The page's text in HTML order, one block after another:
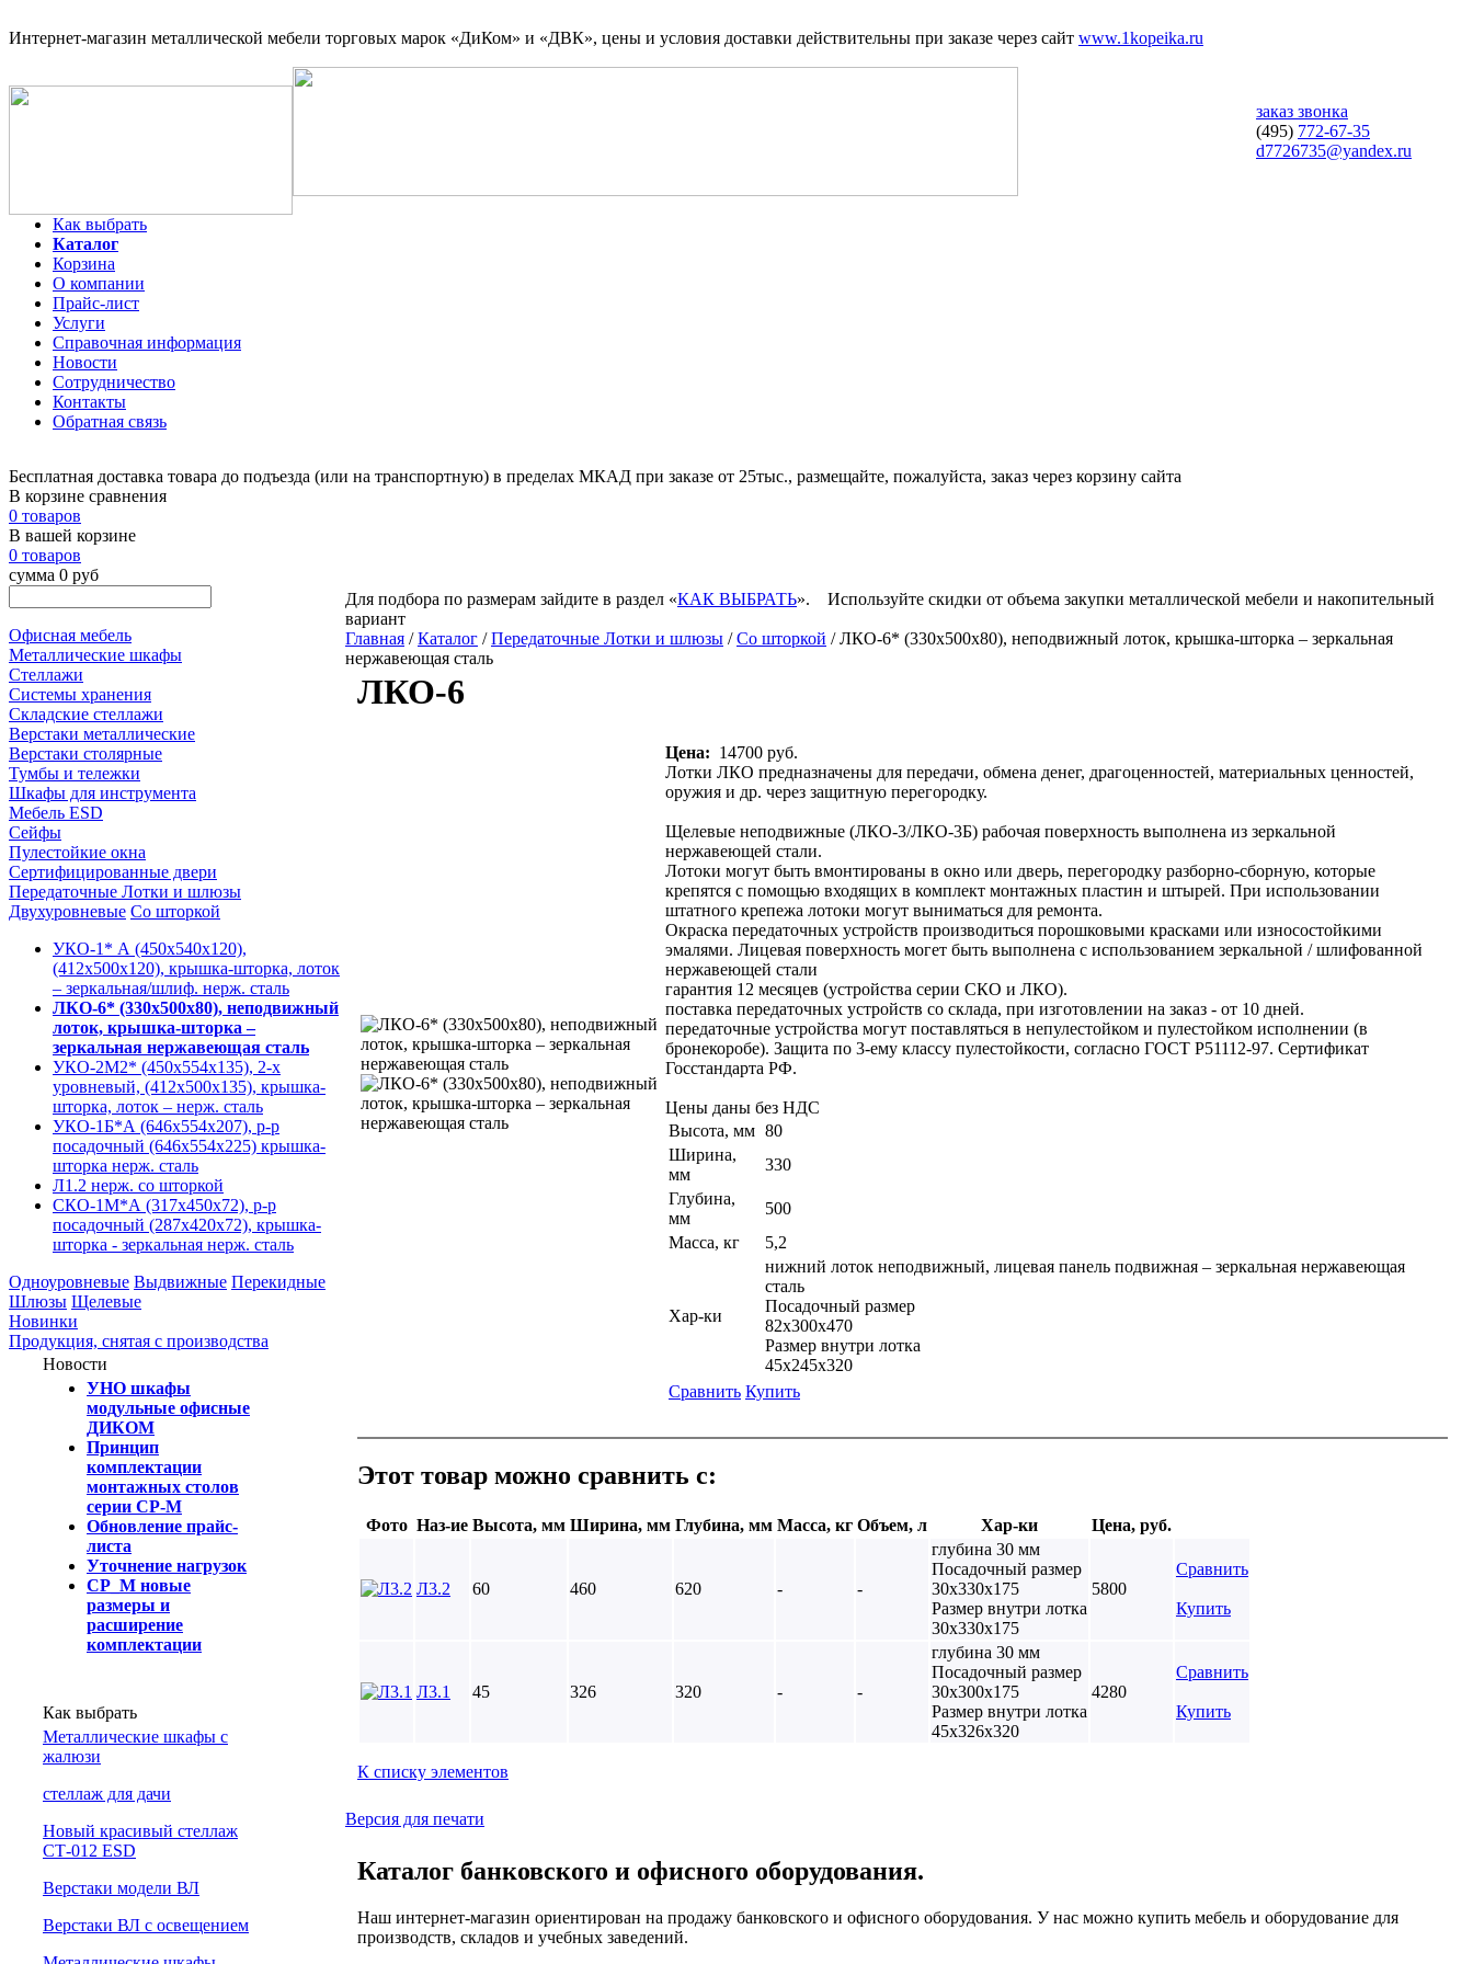
Интернет-магазин металлической мебели торговых марок «ДиКом» и «ДВК», цены и условия доставки действительны при заказе через сайт www.1kopeika.ru
заказ звонка
(495) 772-67-35
d7726735@yandex.ru
Как выбрать
Каталог
Корзина
О компании
Прайс-лист
Услуги
Справочная информация
Новости
Сотрудничество
Контакты
Обратная связь
Бесплатная доставка товара до подъезда (или на транспортную) в пределах МКАД при заказе от 25тыс., размещайте, пожалуйста, заказ через корзину сайта
В корзине сравнения
0 товаров
В вашей корзине
0 товаров
сумма 0 руб
Офисная мебель
Металлические шкафы
Стеллажи
Системы хранения
Складские стеллажи
Верстаки металлические
Верстаки столярные
Тумбы и тележки
Шкафы для инструмента
Мебель ESD
Сейфы
Пулестойкие окна
Сертифицированные двери
Передаточные Лотки и шлюзы
Двухуровневые Со шторкой
УКО-1* А (450х540х120),
(412х500х120), крышка-шторка, лоток
– зеркальная/шлиф. нерж. сталь
ЛКО-6* (330х500х80), неподвижный
лоток, крышка-шторка –
зеркальная нержавеющая сталь
УКО-2М2* (450х554х135), 2-х
уровневый, (412х500х135), крышка-
шторка, лоток – нерж. сталь
УКО-1Б*А (646х554х207), р-р
посадочный (646х554х225) крышка-
шторка нерж. сталь
Л1.2 нерж. со шторкой
СКО-1М*А (317х450х72), р-р
посадочный (287х420х72), крышка-
шторка - зеркальная нерж. сталь
Одноуровневые Выдвижные Перекидные
Шлюзы Щелевые
Новинки
Продукция, снятая с производства
Новости
УНО шкафы
модульные офисные
ДИКОМ
Принцип
комплектации
монтажных столов
серии СР-М
Обновление прайс-
листа
Уточнение нагрузок
СР_М новые
размеры и
расширение
комплектации
Как выбрать
Металлические шкафы с
жалюзи
cтеллаж для дачи
Новый красивый стеллаж
СТ-012 ESD
Верстаки модели ВЛ
Верстаки ВЛ с освещением
Для подбора по размерам зайдите в раздел «КАК ВЫБРАТЬ».
Используйте скидки от объема закупки металлической мебели и накопительный
вариант
Главная /Каталог /Передаточные Лотки и шлюзы /Со шторкой / ЛКО-6* (330х500х80), неподвижный лоток, крышка-шторка – зеркальная
нержавеющая сталь
ЛКО-6
Цена: 14700 руб.
Лотки ЛКО предназначены для передачи, обмена денег, драгоценностей, материальных ценностей,
оружия и др. через защитную перегородку.
Щелевые неподвижные (ЛКО-3/ЛКО-3Б) рабочая поверхность выполнена из зеркальной
нержавеющей стали.
Лотоки могут быть вмонтированы в окно или дверь, перегородку разборно-сборную, которые
крепятся с помощью входящих в комплект монтажных пластин и штырей. При использовании
штатного крепежа лотоки могут выниматься для ремонта.
Окраска передаточных устройств производиться порошковыми красками или износостойкими
эмалями. Лицевая поверхность могет быть выполнена с использованием зеркальной / шлифованной
нержавеющей стали
гарантия 12 месяцев (устройства серии СКО и ЛКО).
поставка передаточных устройств со склада, при изготовлении на заказ - от 10 дней.
передаточные устройства могут поставляться в непулестойком и пулестойком исполнении (в
бронекоробе). Защита по 3-ему классу пулестойкости, согласно ГОСТ Р51112-97. Сертификат
Госстандарта РФ.
Цены даны без НДС
Высота, мм 80
Ширина,
мм
330
Глубина,
мм
500
Масса, кг
5,2
Хар-ки
нижний лоток неподвижный, лицевая панель подвижная – зеркальная нержавеющая
сталь
Посадочный размер
82х300х470
Размер внутри лотка
45х245х320
Сравнить Купить
Этот товар можно сравнить с:
Фото Наз-ие Высота, мм Ширина, мм Глубина, мм Масса, кг Объем, л Хар-ки Цена, руб.
Л3.2 60 460 620 - -
глубина 30 мм
Посадочный размер
30х330х175
Размер внутри лотка
30х330х175
5800
Сравнить
Купить
Л3.1 45 326 320 - -
глубина 30 мм
Посадочный размер
30х300х175
Размер внутри лотка
45х326х320
4280
Сравнить
Купить
К списку элементов
Версия для печати
Каталог банковского и офисного оборудования.
Наш интернет-магазин ориентирован на продажу банковского и офисного оборудования. У нас можно купить мебель и оборудование для
производств, складов и учебных заведений.